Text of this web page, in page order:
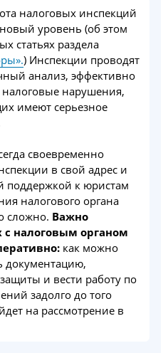
налоговых инспекций
уровень (об этом
статьях раздела
) Инспекции проводят
анализ, эффективно
нарушения,
имеют серьезное
своевременно
в свой адрес и
поддержкой к юристам
налогового органа
сложно. Важно
с налоговым органом
как можно
документацию,
и вести работу по
задолго до того
на рассмотрение в